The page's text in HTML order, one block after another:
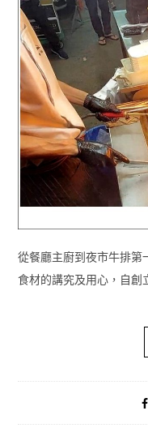
從餐廳主廚到夜市牛排第
食材的講究及用心，自創